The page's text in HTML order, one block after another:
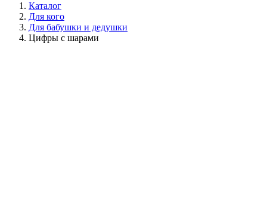
Каталог
Для кого
Для бабушки и дедушки
Цифры с шарами